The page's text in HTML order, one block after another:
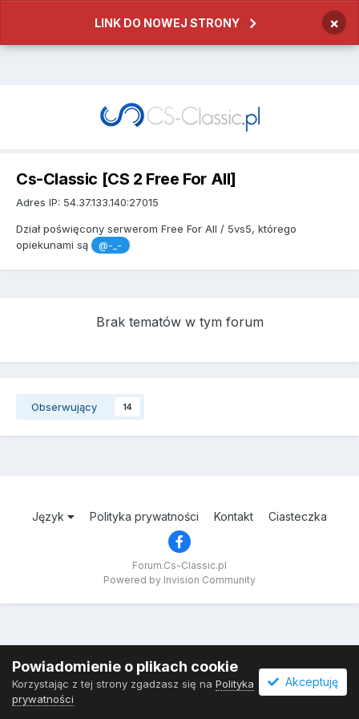
LINK DO NOWEJ STRONY ×
Cs-Classic [CS 2 Free For All]
Adres IP: 54.37.133.140:27015
Dział poświęcony serwerom Free For All / 5vs5, którego
opiekunami są
@-_-
Brak tematów w tym forum
Obserwujący 14
Język Polityka prywatności Kontakt Ciasteczka
Forum.Cs-Classic.pl
Powered by Invision Community
Powiadomienie o plikach cookie
Korzystając z tej strony zgadzasz się na Polityka
prywatności
Akceptuję